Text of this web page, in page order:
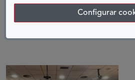
Configurar
CAMPUS
ACCIÓN
15 septiembre, 2023